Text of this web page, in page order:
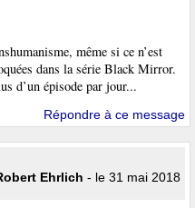
même si ce n’est
dans la série Black Mirror.
d’un épisode par jour...
Répondre à ce message
Ehrlich - le 31 mai 2018